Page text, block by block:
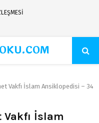
Vakfı İslam Ansiklopedisi – 34
Vakfı İslam